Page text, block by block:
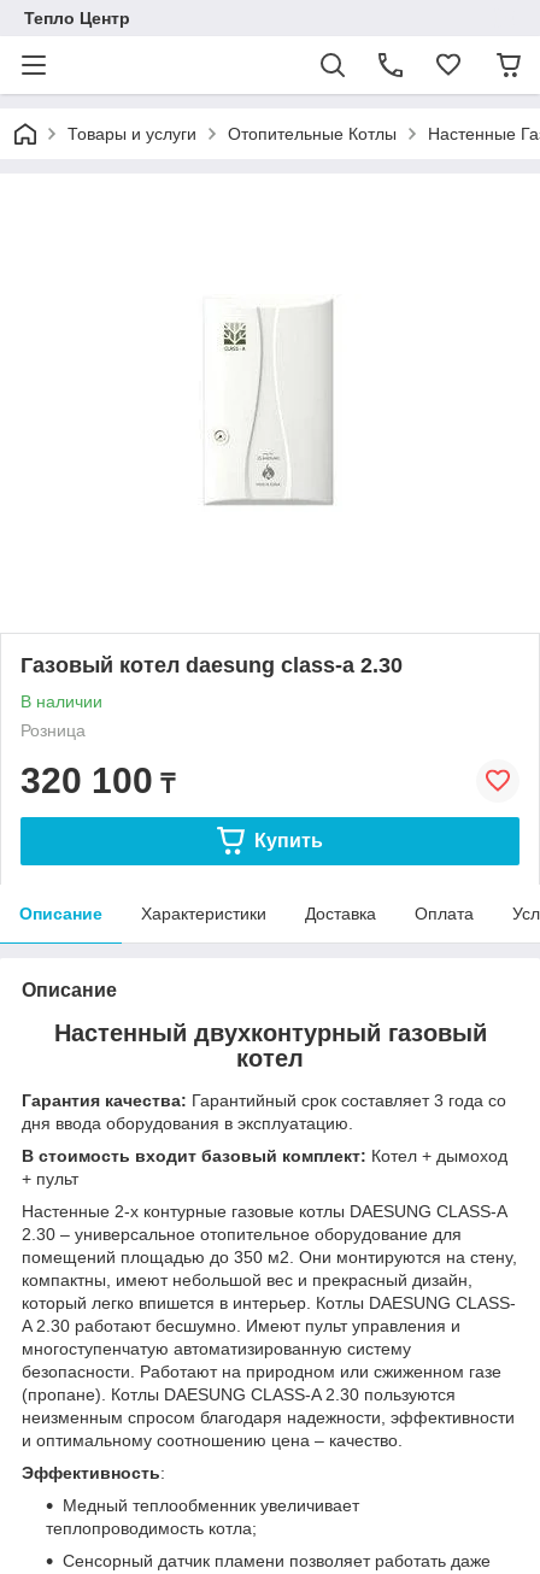
Тепло Центр
Товары и услуги Отопительные Котлы Настенные
Газовый котел daesung class-a 2.30
В наличии
Розница
320 100 ₸
Купить
Описание Характеристики Доставка Оплата
Описание
Настенный двухконтурный газовый
котел
Гарантия качества: Гарантийный срок составляет 3 года со
дня ввода оборудования в эксплуатацию.
В стоимость входит базовый комплект: Котел + дымоход
+ пульт
Настенные 2-х контурные газовые котлы DAESUNG CLASS-A
2.30 – универсальное отопительное оборудование для
помещений площадью до 350 м2. Они монтируются на стену,
компактны, имеют небольшой вес и прекрасный дизайн,
который легко впишется в интерьер. Котлы DAESUNG CLASS-
A 2.30 работают бесшумно. Имеют пульт управления и
многоступенчатую автоматизированную систему
безопасности. Работают на природном или сжиженном газе
(пропане). Котлы DAESUNG CLASS-A 2.30 пользуются
неизменным спросом благодаря надежности, эффективности
и оптимальному соотношению цена – качество.
Эффективность:
Медный теплообменник увеличивает
теплопроводимость котла;
Сенсорный датчик пламени позволяет работать даже